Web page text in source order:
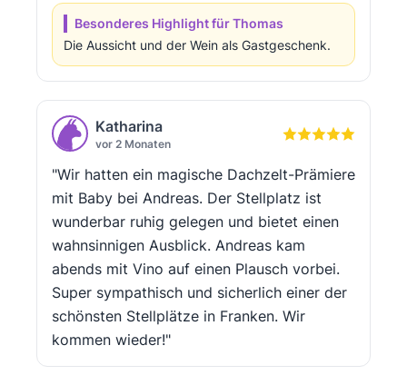
Besonderes Highlight für Thomas
Die Aussicht und der Wein als Gastgeschenk.
Katharina
vor 2 Monaten
"Wir hatten ein magische Dachzelt-Prämiere
mit Baby bei Andreas. Der Stellplatz ist
wunderbar ruhig gelegen und bietet einen
wahnsinnigen Ausblick. Andreas kam
abends mit Vino auf einen Plausch vorbei.
Super sympathisch und sicherlich einer der
schönsten Stellplätze in Franken. Wir
kommen wieder!"